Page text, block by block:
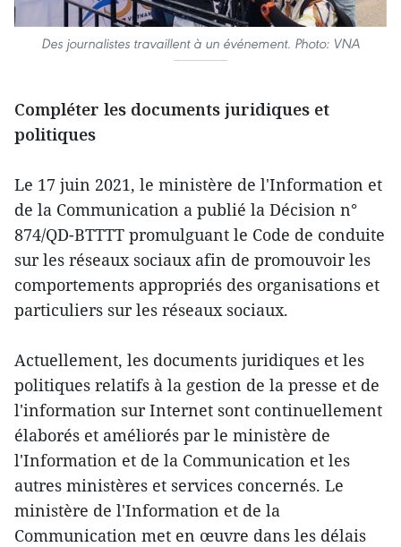
Des journalistes travaillent à un événement. Photo: VNA
Compléter les documents juridiques et
politiques
Le 17 juin 2021, le ministère de l'Information et
de la Communication a publié la Décision n°
874/QD-BTTTT promulguant le Code de conduite
sur les réseaux sociaux afin de promouvoir les
comportements appropriés des organisations et
particuliers sur les réseaux sociaux.
Actuellement, les documents juridiques et les
politiques relatifs à la gestion de la presse et de
l'information sur Internet sont continuellement
élaborés et améliorés par le ministère de
l'Information et de la Communication et les
autres ministères et services concernés. Le
ministère de l'Information et de la
Communication met en œuvre dans les délais